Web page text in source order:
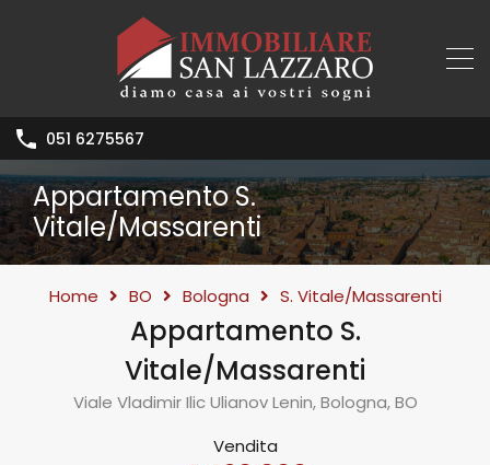
051 6275567
Appartamento S.
Vitale/Massarenti
Home BO Bologna S. Vitale/Massarenti
Appartamento S.
Vitale/Massarenti
Viale Vladimir Ilic Ulianov Lenin, Bologna, BO
Vendita